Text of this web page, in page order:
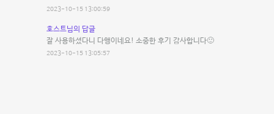
2023-10-15 13:00:59
호스트님의 답글
잘 사용하셨다니 다행이네요! 소중한 후기 감사합니다🙂
2023-10-15 13:05:57